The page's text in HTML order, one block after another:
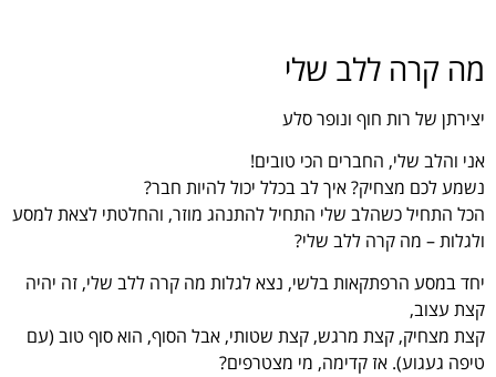
מה קרה ללב שלי
יצירתן של רות חוף ונופר סלע
אני והלב שלי, החברים הכי טובים!
נשמע לכם מצחיק? איך לב בכלל יכול להיות חבר?
הכל התחיל כשהלב שלי התחיל להתנהג מוזר, והחלטתי לצאת למסע
ולגלות – מה קרה ללב שלי?
יחד במסע הרפתקאות בלשי, נצא לגלות מה קרה ללב שלי, זה יהיה
קצת עצוב,
קצת מצחיק, קצת מרגש, קצת שטותי, אבל הסוף, הוא סוף טוב (עם
טיפה געגוע). אז קדימה, מי מצטרפים?